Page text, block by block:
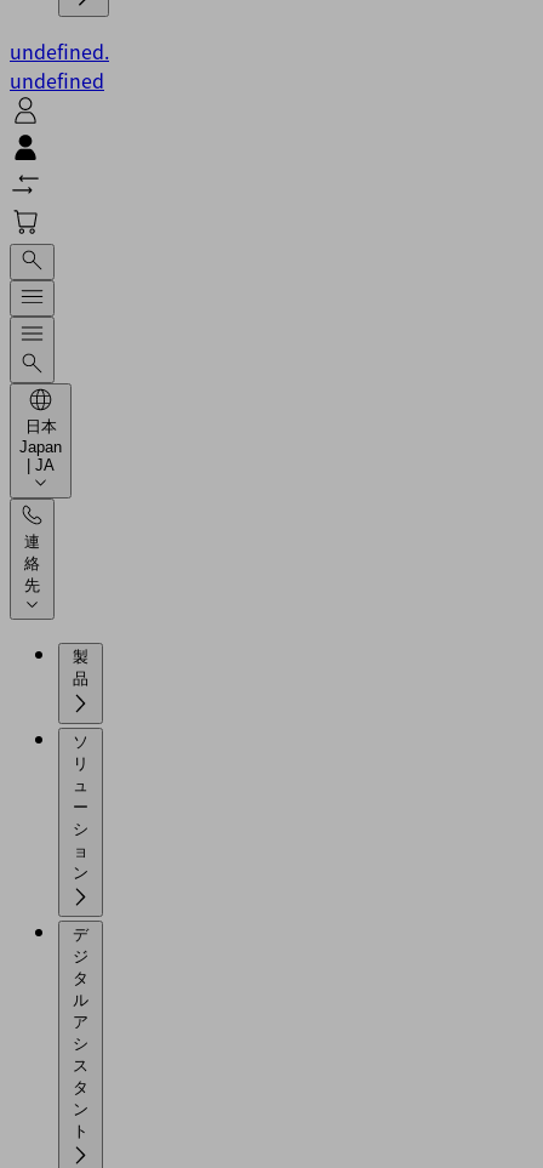
undefined.
undefined
日本
Japan
| JA
連
絡
先
製
ソ
リ
ュ
ー
シ
ョ
デ
ジ
タ
ル
ア
シ
ス
タ
ン